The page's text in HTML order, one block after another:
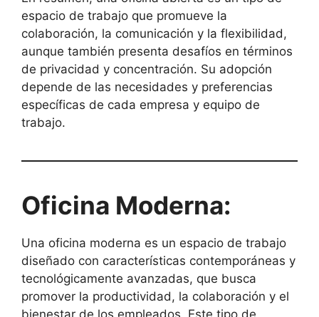
espacio de trabajo que promueve la
colaboración, la comunicación y la flexibilidad,
aunque también presenta desafíos en términos
de privacidad y concentración. Su adopción
depende de las necesidades y preferencias
específicas de cada empresa y equipo de
trabajo.
Oficina Moderna:
Una oficina moderna es un espacio de trabajo
diseñado con características contemporáneas y
tecnológicamente avanzadas, que busca
promover la productividad, la colaboración y el
bienestar de los empleados. Este tipo de